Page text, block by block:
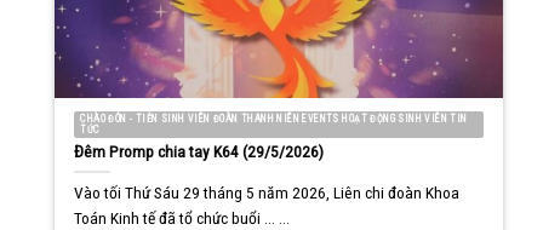
CHÀO ĐÓN - TIỄN SINH VIÊN ĐOÀN THANH NIÊN EVENTS HOẠT ĐỘNG SINH VIÊN TIN
TỨC
Đêm Promp chia tay K64 (29/5/2026)
Vào tối Thứ Sáu 29 tháng 5 năm 2026, Liên chi đoàn Khoa
Toán Kinh tế đã tổ chức buổi ... ...